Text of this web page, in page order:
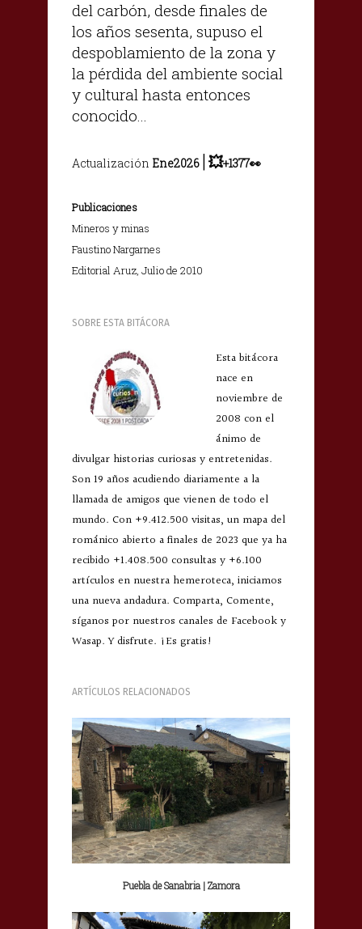
del carbón, desde finales de
los años sesenta, supuso el
despoblamiento de la zona y
la pérdida del ambiente social
y cultural hasta entonces
conocido...
Actualización Ene2026 |💥+1377👀
Publicaciones
Mineros y minas
Faustino Nargarnes
Editorial Aruz, Julio de 2010
SOBRE ESTA BITÁCORA
Esta bitácora
nace en
noviembre de
2008 con el
ánimo de
divulgar historias curiosas y entretenidas.
Son 19 años acudiendo diariamente a la
llamada de amigos que vienen de todo el
mundo. Con +9.412.500 visitas, un mapa del
románico abierto a finales de 2023 que ya ha
recibido +1.408.500 consultas y +6.100
artículos en nuestra hemeroteca, iniciamos
una nueva andadura. Comparta, Comente,
síganos por nuestros canales de Facebook y
Wasap. Y disfrute. ¡Es gratis!
ARTÍCULOS RELACIONADOS
Puebla de Sanabria | Zamora